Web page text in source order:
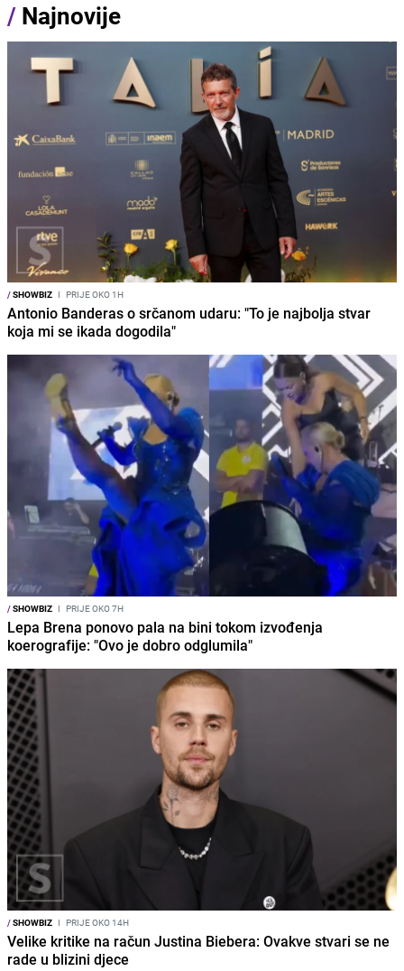
/ Najnovije
/SHOWBIZ I PRIJE OKO 1H
Antonio Banderas o srčanom udaru: "To je najbolja stvar
koja mi se ikada dogodila"
/SHOWBIZ I PRIJE OKO 7H
Lepa Brena ponovo pala na bini tokom izvođenja
koerografije: "Ovo je dobro odglumila"
/SHOWBIZ I PRIJE OKO 14H
Velike kritike na račun Justina Biebera: Ovakve stvari se ne
rade u blizini djece